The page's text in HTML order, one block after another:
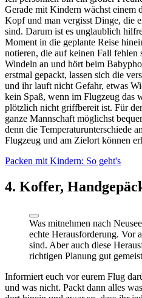
Gerade mit Kindern wächst einem
Kopf und man vergisst Dinge, die
sind. Darum ist es unglaublich
Moment in die geplante Reise
notieren, die auf keinen Fall fehlen
Windeln an und hört beim
erstmal gepackt, lassen sich die
und ihr lauft nicht Gefahr, etwas
kein Spaß, wenn im Flugzeug das
plötzlich nicht griffbereit ist. Für
ganze Mannschaft möglichst
denn die Temperaturunterschiede
Flugzeug und am Zielort können
Packen mit Kindern: So geht's
4. Koffer,
Was mitnehmen nach
echte Herausforderung. Vor
sind. Aber auch diese
richtigen Planung gut
Informiert euch vor eurem Flug
und was nicht. Packt dann alles